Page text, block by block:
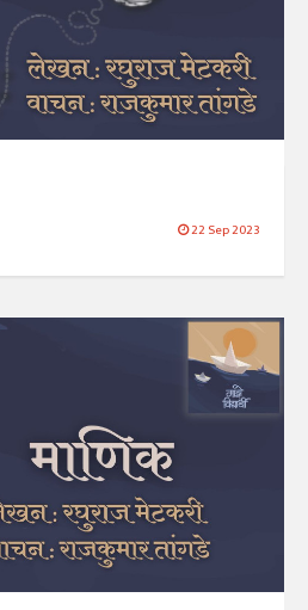
22 Sep 2023